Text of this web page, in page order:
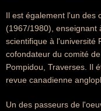
Il est également l'un des
(1967/1980), enseignant
scientifique à l'université
cofondateur du comité
Pompidou, Traverses. Il
revue canadienne
Un des passeurs de